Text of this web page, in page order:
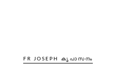
FR JOSEPH കൃപാസനം